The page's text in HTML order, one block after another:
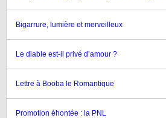
Bigarrure, lumière et merveilleux
Le diable est-il privé d’amour ?
Lettre à Booba le Romantique
Promotion éhontée : la PNL